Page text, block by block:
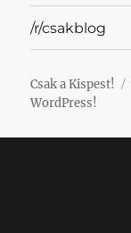
/r/csakblog
Csak a Kispest!
WordPress!